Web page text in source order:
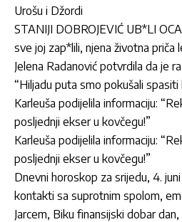
Urošu i Džordi
STANIJI DOBROJEVIĆ UB*LI
sve joj zap*lili, njena životna priča
Jelena Radanović potvrdila da je
“Hiljadu puta smo pokušali spasiti
Karleuša podijelila informaciju:
posljednji ekser u kovčegu!”
Karleuša podijelila informaciju:
posljednji ekser u kovčegu!”
Dnevni horoskop za srijedu, 4.
kontakti sa suprotnim spolom,
Jarcem, Biku finansijski dobar dan,